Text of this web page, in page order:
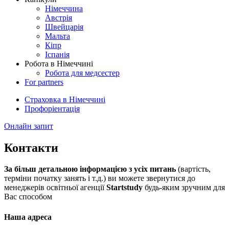
Німеччина
Австрія
Швейцарія
Мальта
Кіпр
Іспанія
Робота в Німеччині
Робота для медсестер
For partners
Страховка в Німеччині
Профоріентація
Онлайн запит
Контакти
За більш детальною інформацією з усіх питань (вартість,
терміни початку занять і т.д.) ви можете звернутися до
менеджерів освітньої агенціїStartstudy будь-яким зручним для
Вас способом
Наша адреса